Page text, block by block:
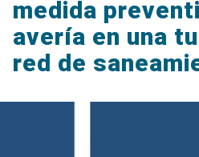
medida
avería en una
red de